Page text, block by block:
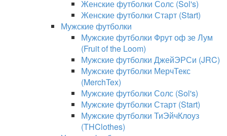
Женские футболки Солс (Sol's)
Женские футболки Старт (Start)
Мужские футболки
Мужские футболки Фрут оф зе Лум
(Fruit of the Loom)
Мужские футболки ДжейЭРСи (JRC)
Мужские футболки МерчТекс
(MerchTex)
Мужские футболки Солс (Sol's)
Мужские футболки Старт (Start)
Мужские футболки ТиЭйчКлоуз
(THClothes)